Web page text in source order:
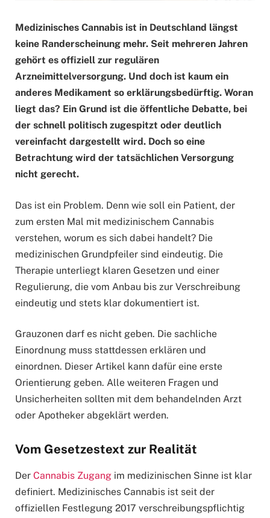
Medizinisches Cannabis ist in Deutschland längst
keine Randerscheinung mehr. Seit mehreren Jahren
gehört es offiziell zur regulären
Arzneimittelversorgung. Und doch ist kaum ein
anderes Medikament so erklärungsbedürftig. Woran
liegt das? Ein Grund ist die öffentliche Debatte, bei
der schnell politisch zugespitzt oder deutlich
vereinfacht dargestellt wird. Doch so eine
Betrachtung wird der tatsächlichen Versorgung
nicht gerecht.
Das ist ein Problem. Denn wie soll ein Patient, der
zum ersten Mal mit medizinischem Cannabis
verstehen, worum es sich dabei handelt? Die
medizinischen Grundpfeiler sind eindeutig. Die
Therapie unterliegt klaren Gesetzen und einer
Regulierung, die vom Anbau bis zur Verschreibung
eindeutig und stets klar dokumentiert ist.
Grauzonen darf es nicht geben. Die sachliche
Einordnung muss stattdessen erklären und
einordnen. Dieser Artikel kann dafür eine erste
Orientierung geben. Alle weiteren Fragen und
Unsicherheiten sollten mit dem behandelnden Arzt
oder Apotheker abgeklärt werden.
Vom Gesetzestext zur Realität
Der Cannabis Zugang im medizinischen Sinne ist klar
definiert. Medizinisches Cannabis ist seit der
offiziellen Festlegung 2017 verschreibungspflichtig